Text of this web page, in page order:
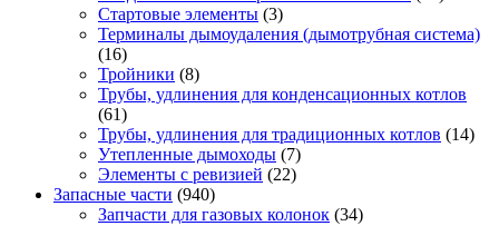
Стартовые элементы (3)
Терминалы дымоудаления (дымотрубная система)
(16)
Тройники (8)
Трубы, удлинения для конденсационных котлов
(61)
Трубы, удлинения для традиционных котлов (14)
Утепленные дымоходы (7)
Элементы с ревизией (22)
Запасные части (940)
Запчасти для газовых колонок (34)